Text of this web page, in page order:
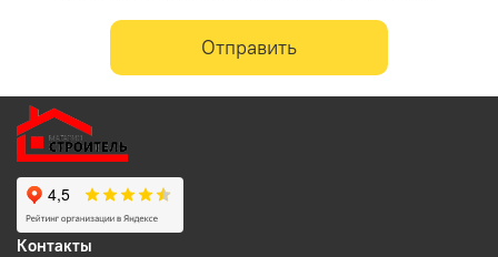
Отправить
Контакты